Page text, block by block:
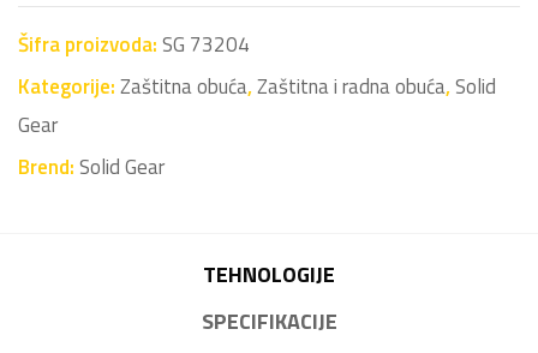
Šifra proizvoda:SG 73204
Kategorije:Zaštitna obuća,Zaštitna i radna obuća,Solid
Gear
Brend:Solid Gear
TEHNOLOGIJE
SPECIFIKACIJE